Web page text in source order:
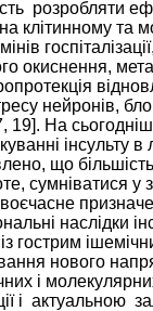
розробляти
на клітинному
окиснення,
нейронів,
На
що
сумніватися у
наслідки
із гострим
нового
і
і актуальною